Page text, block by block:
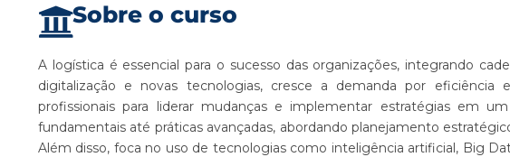
Sobre o curso
A logística é essencial para o sucesso das organizações, integrando
digitalização e novas tecnologias, cresce a demanda por
profissionais para liderar mudanças e implementar estratégias em
fundamentais até práticas avançadas, abordando planejamento
Além disso, foca no uso de tecnologias como inteligência artificial, Big